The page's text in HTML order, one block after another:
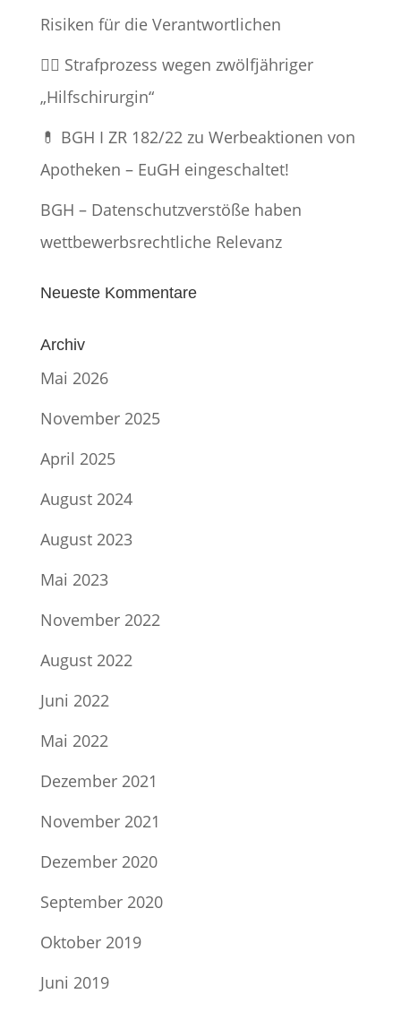
Risiken für die Verantwortlichen
👨‍⚕️ Strafprozess wegen zwölfjähriger
„Hilfschirurgin“
💊 BGH I ZR 182/22 zu Werbeaktionen von
Apotheken – EuGH eingeschaltet!
BGH – Datenschutzverstöße haben
wettbewerbsrechtliche Relevanz
Neueste Kommentare
Archiv
Mai 2026
November 2025
April 2025
August 2024
August 2023
Mai 2023
November 2022
August 2022
Juni 2022
Mai 2022
Dezember 2021
November 2021
Dezember 2020
September 2020
Oktober 2019
Juni 2019